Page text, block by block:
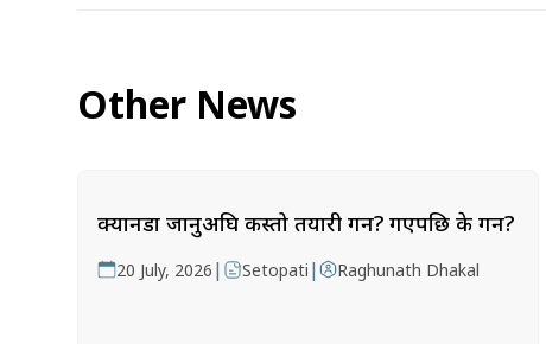
Other News
क्यानडा जानुअघि कस्तो तयारी गर्ने? गएपछि के गर्ने?
20 July, 2026 | Setopati | Raghunath Dhakal